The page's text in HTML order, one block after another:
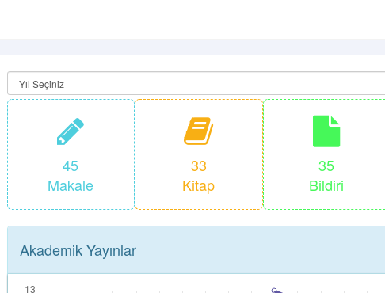
45
Makale
33
Kitap
35
Bildiri
Akademik Yayınlar